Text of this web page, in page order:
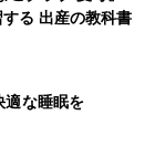
近業（目と近い距
ゲームで遊ぶこ
外で活動する時
参照）。屋外活
います。環境に
する 出産の教科書
適な睡眠を